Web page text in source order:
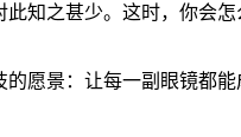
知之甚少。这时，你会
愿景：让每一副眼镜都